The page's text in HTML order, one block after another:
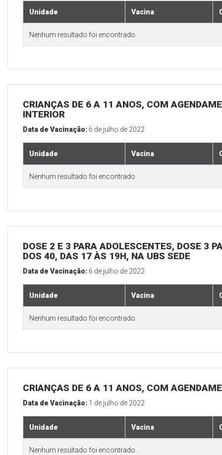
Unidade Vacina
Nenhum resultado foi encontrado.
CRIANÇAS DE 6 A 11 ANOS, COM
INTERIOR
Data de Vacinação: 6 de julho de 2022
Unidade Vacina
Nenhum resultado foi encontrado.
DOSE 2 E 3 PARA ADOLESCENTES, DOSE 3
DOS 40, DAS 17 ÀS 19H, NA UBS SEDE
Data de Vacinação: 6 de julho de 2022
Unidade Vacina
Nenhum resultado foi encontrado.
CRIANÇAS DE 6 A 11 ANOS, COM
Data de Vacinação: 1 de julho de 2022
Unidade Vacina
Nenhum resultado foi encontrado.